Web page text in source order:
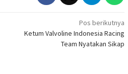
Pos berikutnya
Ketum Valvoline Indonesia Racing
Team Nyatakan Sikap